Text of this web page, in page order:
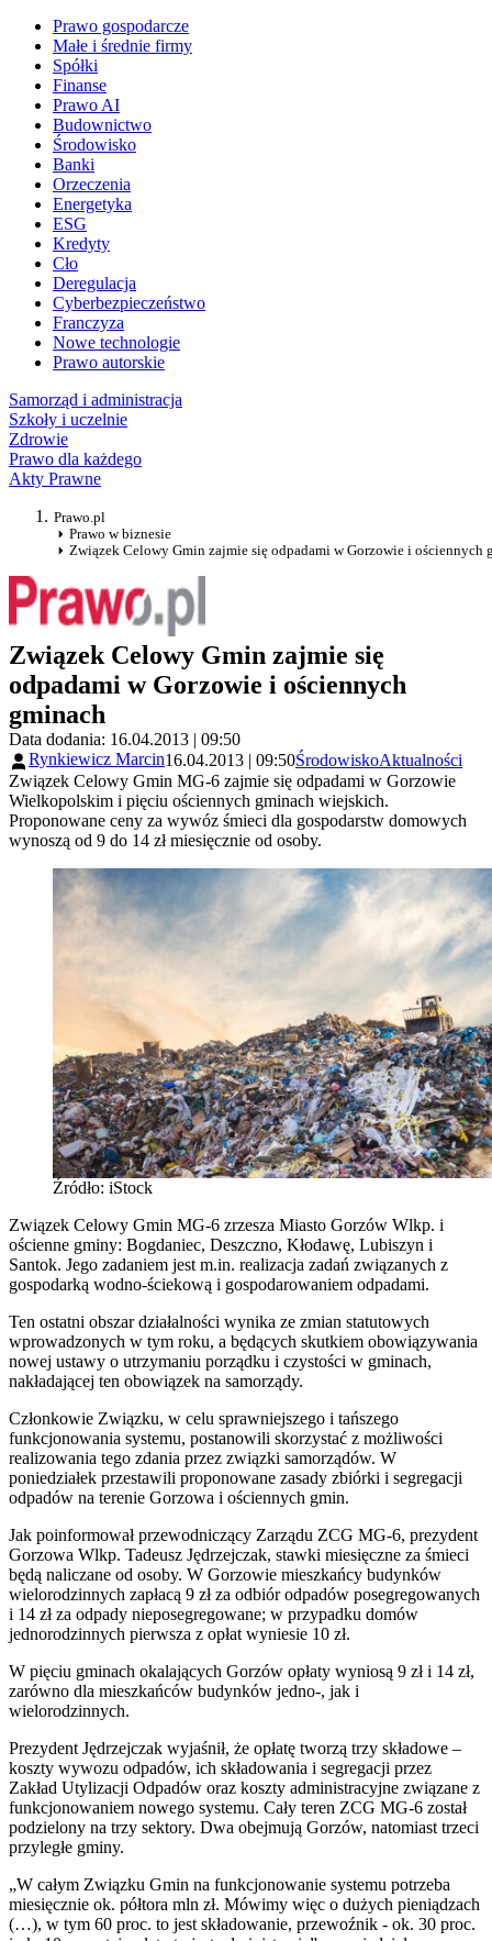
Prawo gospodarcze
Małe i średnie firmy
Spółki
Finanse
Prawo AI
Budownictwo
Środowisko
Banki
Orzeczenia
Energetyka
ESG
Kredyty
Cło
Deregulacja
Cyberbezpieczeństwo
Franczyza
Nowe technologie
Prawo autorskie
Samorząd i administracja
Szkoły i uczelnie
Zdrowie
Prawo dla każdego
Akty Prawne
Prawo.pl
Prawo w biznesie
Związek Celowy Gmin zajmie się odpadami w Gorzowie i ościennych
Związek Celowy Gmin zajmie się
odpadami w Gorzowie i ościennych
gminach
Data dodania: 16.04.2013 | 09:50
Rynkiewicz Marcin16.04.2013 | 09:50ŚrodowiskoAktualności
Związek Celowy Gmin MG-6 zajmie się odpadami w Gorzowie
Wielkopolskim i pięciu ościennych gminach wiejskich.
Proponowane ceny za wywóz śmieci dla gospodarstw domowych
wynoszą od 9 do 14 zł miesięcznie od osoby.
Źródło: iStock
Związek Celowy Gmin MG-6 zrzesza Miasto Gorzów Wlkp. i
ościenne gminy: Bogdaniec, Deszczno, Kłodawę, Lubiszyn i
Santok. Jego zadaniem jest m.in. realizacja zadań związanych z
gospodarką wodno-ściekową i gospodarowaniem odpadami.
Ten ostatni obszar działalności wynika ze zmian statutowych
wprowadzonych w tym roku, a będących skutkiem obowiązywania
nowej ustawy o utrzymaniu porządku i czystości w gminach,
nakładającej ten obowiązek na samorządy.
Członkowie Związku, w celu sprawniejszego i tańszego
funkcjonowania systemu, postanowili skorzystać z możliwości
realizowania tego zdania przez związki samorządów. W
poniedziałek przestawili proponowane zasady zbiórki i segregacji
odpadów na terenie Gorzowa i ościennych gmin.
Jak poinformował przewodniczący Zarządu ZCG MG-6, prezydent
Gorzowa Wlkp. Tadeusz Jędrzejczak, stawki miesięczne za śmieci
będą naliczane od osoby. W Gorzowie mieszkańcy budynków
wielorodzinnych zapłacą 9 zł za odbiór odpadów posegregowanych
i 14 zł za odpady nieposegregowane; w przypadku domów
jednorodzinnych pierwsza z opłat wyniesie 10 zł.
W pięciu gminach okalających Gorzów opłaty wyniosą 9 zł i 14 zł,
zarówno dla mieszkańców budynków jedno-, jak i
wielorodzinnych.
Prezydent Jędrzejczak wyjaśnił, że opłatę tworzą trzy składowe –
koszty wywozu odpadów, ich składowania i segregacji przez
Zakład Utylizacji Odpadów oraz koszty administracyjne związane z
funkcjonowaniem nowego systemu. Cały teren ZCG MG-6 został
podzielony na trzy sektory. Dwa obejmują Gorzów, natomiast trzeci
przyległe gminy.
„W całym Związku Gmin na funkcjonowanie systemu potrzeba
miesięcznie ok. półtora mln zł. Mówimy więc o dużych pieniądzach
(…), w tym 60 proc. to jest składowanie, przewoźnik - ok. 30 proc.